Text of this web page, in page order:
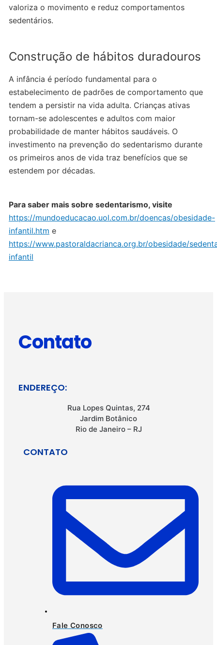
valoriza o movimento e reduz comportamentos
sedentários.
Construção de hábitos duradouros
A infância é período fundamental para o
estabelecimento de padrões de comportamento que
tendem a persistir na vida adulta. Crianças ativas
tornam-se adolescentes e adultos com maior
probabilidade de manter hábitos saudáveis. O
investimento na prevenção do sedentarismo durante
os primeiros anos de vida traz benefícios que se
estendem por décadas.
Para saber mais sobre sedentarismo, visite
https://mundoeducacao.uol.com.br/doencas/obesidade-
infantil.htm e
https://www.pastoraldacrianca.org.br/obesidade/
infantil
Contato
ENDEREÇO:
Rua Lopes Quintas, 274
Jardim Botânico
Rio de Janeiro – RJ
CONTATO
Fale Conosco